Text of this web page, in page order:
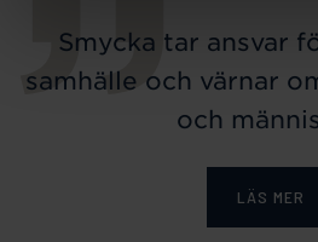
Smycka tar ansvar
samhälle och värnar
och
LÄS MER